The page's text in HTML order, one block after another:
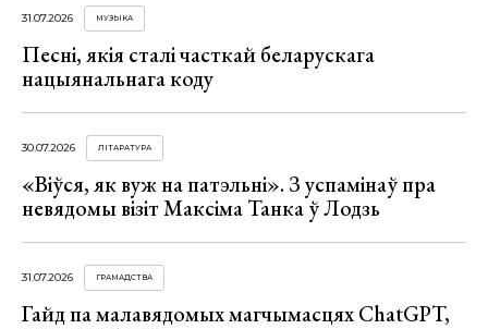
31.07.2026 МУЗЫКА
Песні, якія сталі часткай беларускага
нацыянальнага коду
30.07.2026 ЛІТАРАТУРА
«Віўся, як вуж на патэльні». З успамінаў пра
невядомы візіт Максіма Танка ў Лодзь
31.07.2026 ГРАМАДСТВА
Гайд па малавядомых магчымасцях ChatGPT,